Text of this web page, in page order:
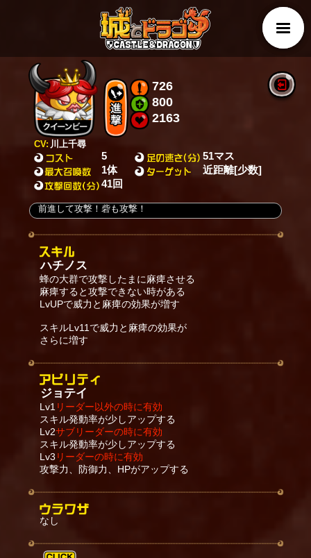
CV: 川上千尋
726
800
2163
5
1体
41回
51マス
近距離[少数]
前進して攻撃！砦も攻撃！
ハチノス
蜂の大群で攻撃したまに麻痺させる
麻痺すると攻撃できない時がある
LvUPで威力と麻痺の効果が増す
スキルLv11で威力と麻痺の効果が
さらに増す
ジョテイ
Lv1 リーダー以外の時に有効
スキル発動率が少しアップする
Lv2サブリーダーの時に有効
スキル発動率が少しアップする
Lv3 リーダーの時に有効
攻撃力、防御力、HPがアップする
なし